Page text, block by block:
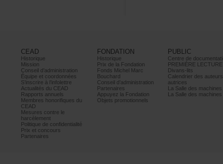
CEAD
Historique
Mission
Conseild’administration
Équipeetcoordonnées
S’inscrireàl’infolettre
ActualitésduCEAD
Rapportsannuels
Membreshonorifiquesdu
CEAD
Mesurescontrele
harcèlement
Politiquedeconfidentialité
Prixetconcours
Partenaires
FONDATION
Historique
PrixdelaFondation
FondsMichelMarc
Bouchard
Conseild’administration
Partenaires
AppuyezlaFondation
Objetspromotionnels
PUBLIC
PREMIÈRELECTURE
Divans-lits
autrices